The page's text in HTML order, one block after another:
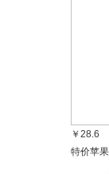
￥28.6
特价苹